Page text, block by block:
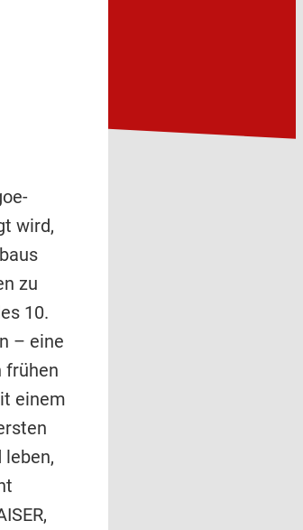
wird,
zu
10.
– eine
frühen
einem